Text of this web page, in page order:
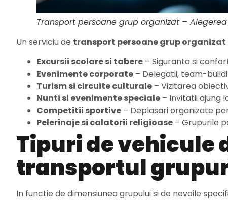
Transport persoane grup organizat –
Un serviciu de transport persoane grup organizat
Excursii scolare si tabere – Siguranta si
Evenimente corporate – Delegatii, team-
Turism si circuite culturale – Vizitarea
Nunti si evenimente speciale – Invitatii ajung
Competitii sportive – Deplasari organizate
Pelerinaje si calatorii religioase – Grupurile
Tipuri de vehicule
transportul
In functie de dimensiunea grupului si de nevoile